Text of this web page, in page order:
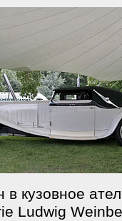
кузовное
Ludwig